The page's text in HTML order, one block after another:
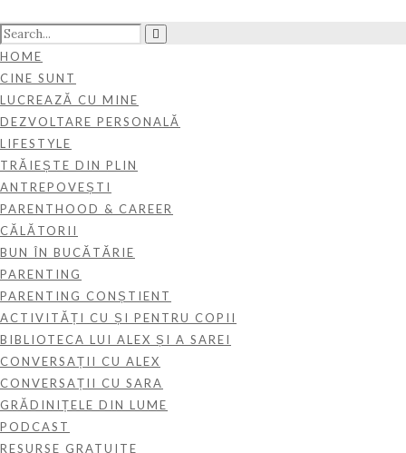
HOME
CINE SUNT
LUCREAZĂ CU MINE
DEZVOLTARE PERSONALĂ
LIFESTYLE
TRĂIEȘTE DIN PLIN
ANTREPOVEȘTI
PARENTHOOD & CAREER
CĂLĂTORII
BUN ÎN BUCĂTĂRIE
PARENTING
PARENTING CONȘTIENT
ACTIVITĂȚI CU ȘI PENTRU COPII
BIBLIOTECA LUI ALEX ȘI A SAREI
CONVERSAȚII CU ALEX
CONVERSAȚII CU SARA
GRĂDINIȚELE DIN LUME
PODCAST
RESURSE GRATUITE